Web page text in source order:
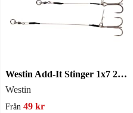
Westin Add-It Stinger 1x7 2-pack
Westin
Från 49 kr